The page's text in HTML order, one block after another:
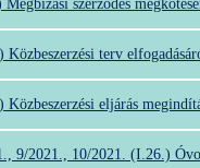
szerződés
Közbeszerzési terv
Közbeszerzési eljárás
9/2021., 10/2021. (I.26.)